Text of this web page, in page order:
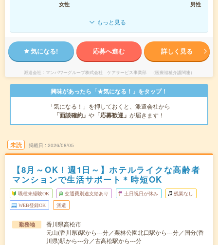
女性
男性
もっと見る
気になる! 応募へ進む 詳しく見る
派遣会社 マンパワーグループ株式会社 ケアサービス事業部 （医療福祉介護関連）
興味があったら「★気になる！」をタップ！
「気になる！」を押しておくと、派遣会社から
「面談確約」 や 「応募歓迎」 が届きます！
未読 掲載日 2026/08/05
【8月～OK！週1日～】ホテルライクな高齢者
マンションで生活サポート＊時短OK
職種未経験OK 交通費別途支給あり 土日祝日が休み 残業なし
WEB登録OK 派遣
勤務地
香川県高松市
元山(香川県)駅から---分／栗林公園北口駅から---分／国分(香
川県)駅から---分／古高松駅から---分